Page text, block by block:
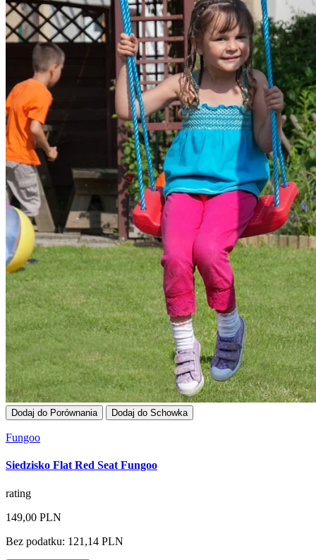
Dodaj do Porównania Dodaj do Schowka
Fungoo
Siedzisko Flat Red Seat Fungoo
rating
149,00 PLN
Bez podatku: 121,14 PLN